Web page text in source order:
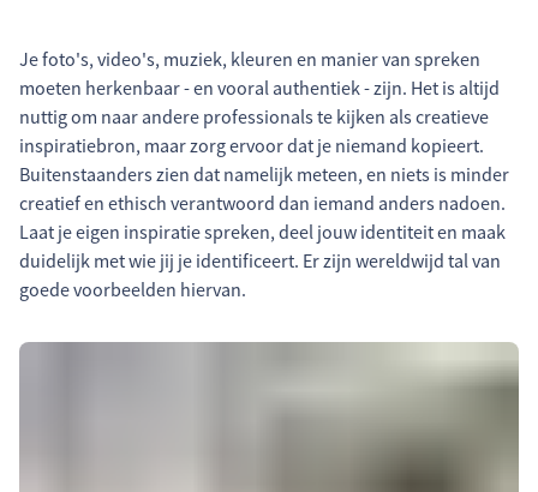
Je foto's, video's, muziek, kleuren en manier van spreken
moeten herkenbaar - en vooral authentiek - zijn. Het is altijd
nuttig om naar andere professionals te kijken als creatieve
inspiratiebron, maar zorg ervoor dat je niemand kopieert.
Buitenstaanders zien dat namelijk meteen, en niets is minder
creatief en ethisch verantwoord dan iemand anders nadoen.
Laat je eigen inspiratie spreken, deel jouw identiteit en maak
duidelijk met wie jij je identificeert. Er zijn wereldwijd tal van
goede voorbeelden hiervan.